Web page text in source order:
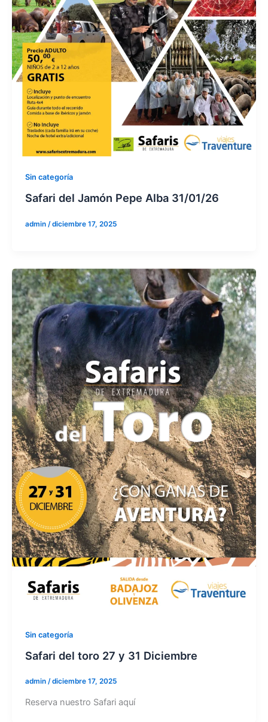
Sin categoría
Safari del Jamón Pepe Alba 31/01/26
admin /diciembre 17, 2025
Sin categoría
Safari del toro 27 y 31 Diciembre
admin /diciembre 17, 2025
Reserva nuestro Safari aquí